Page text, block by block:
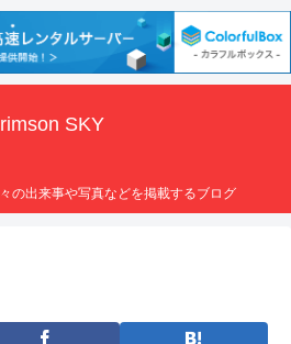
SKY
の出来事や写真などを掲載するブログ